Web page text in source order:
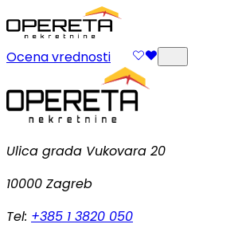
Ocena vrednosti
Ulica grada Vukovara 20
10000 Zagreb
Tel: +385 1 3820 050